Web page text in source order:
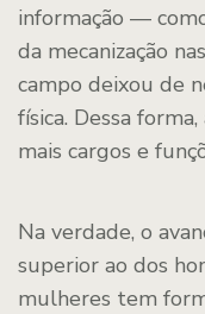
informação —
da mecanização
campo deixou de
física. Dessa
mais cargos e
Na verdade, o
superior ao dos
mulheres tem